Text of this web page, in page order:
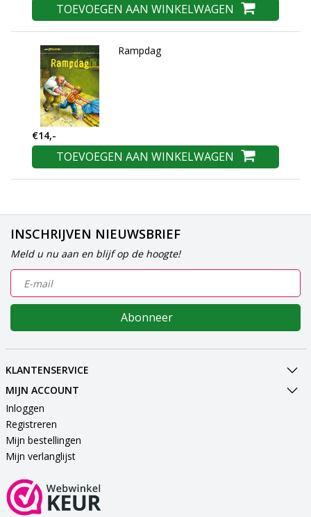
TOEVOEGEN AAN WINKELWAGEN
Rampdag
€14,-
TOEVOEGEN AAN WINKELWAGEN
INSCHRIJVEN NIEUWSBRIEF
Meld u nu aan en blijf op de hoogte!
Abonneer
KLANTENSERVICE
MIJN ACCOUNT
Inloggen
Registreren
Mijn bestellingen
Mijn verlanglijst